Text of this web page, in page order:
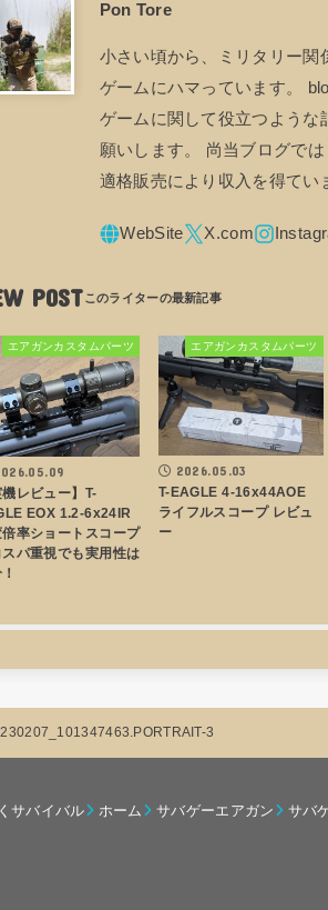
Pon Tore
小さい頃から、ミリタリー関
ゲームにハマっています。
ゲームに関して役立つような
願いします。 尚当ブログで
適格販売により収入を得てい
POST
エアガンカスタムパーツ
機レビュー】T-
EOX 1.2-6x24IR
率ショートスコープ
スパ重視でも実用性は
エアガンカスタムパーツ
2026.05.03
T-EAGLE 4-16x44AOE
ライフルスコープ レビュ
ー
3
サバイバル ホーム サバゲーエアガン サバ